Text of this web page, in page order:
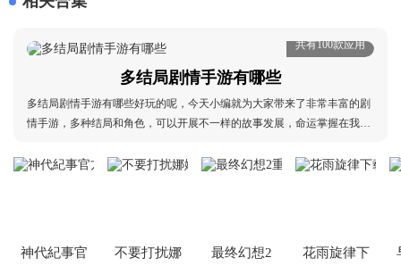
共有100款应用
多结局剧情手游有哪些
多结局剧情手游有哪些好玩的呢，今天小编就为大家带来了非常丰富的剧
情手游，多种结局和角色，可以开展不一样的故事发展，命运掌握在我们
让人充满期待，感兴趣的话快来下载吧!多结局剧情手游有哪些：多结局单
神代紀事官
不要打扰娜
最终幻想2
花雨旋律下